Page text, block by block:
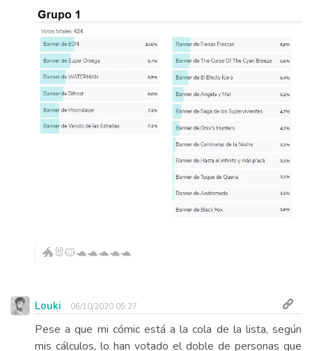
🐲🐰🐱🐢🐢🐢🐢🐢
Louki 06/10/2020 05:27
Pese a que mi cómic está a la cola de la lista, según
mis cálculos, lo han votado el doble de personas que